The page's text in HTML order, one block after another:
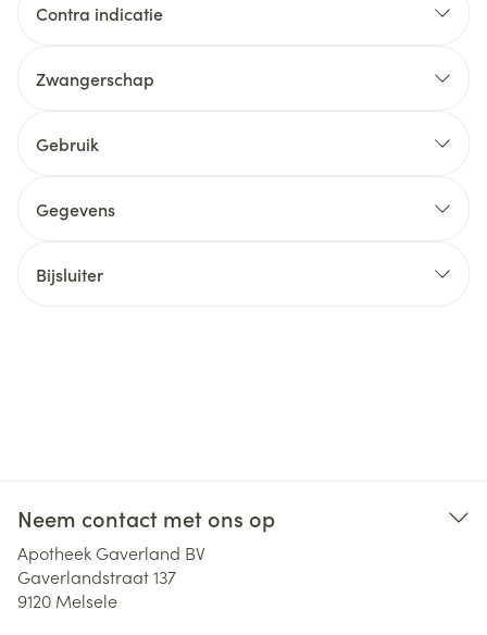
Contra indicatie
Zwangerschap
Gebruik
Gegevens
Bijsluiter
Neem contact met ons op
Apotheek Gaverland BV
Gaverlandstraat 137
9120 Melsele